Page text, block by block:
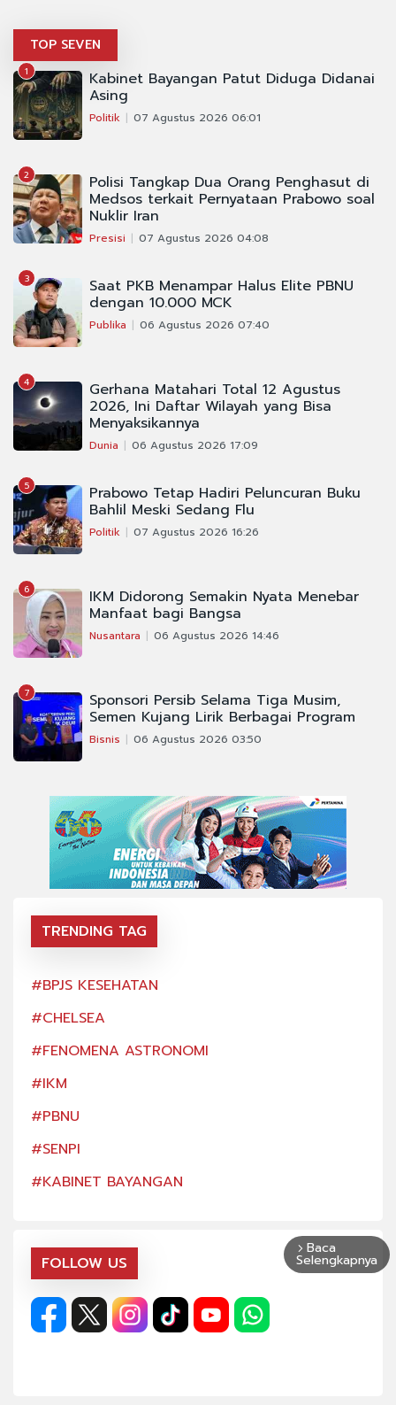
TOP SEVEN
1 Kabinet Bayangan Patut Diduga Didanai
Asing
Politik 07 Agustus 2026 06:01
2 Polisi Tangkap Dua Orang Penghasut di
Medsos terkait Pernyataan Prabowo soal
Nuklir Iran
Presisi 07 Agustus 2026 04:08
3 Saat PKB Menampar Halus Elite PBNU
dengan 10.000 MCK
Publika 06 Agustus 2026 07:40
4 Gerhana Matahari Total 12 Agustus
2026, Ini Daftar Wilayah yang Bisa
Menyaksikannya
Dunia 06 Agustus 2026 17:09
5 Prabowo Tetap Hadiri Peluncuran Buku
Bahlil Meski Sedang Flu
Politik 07 Agustus 2026 16:26
6 IKM Didorong Semakin Nyata Menebar
Manfaat bagi Bangsa
Nusantara 06 Agustus 2026 14:46
7 Sponsori Persib Selama Tiga Musim,
Semen Kujang Lirik Berbagai Program
Bisnis 06 Agustus 2026 03:50
TRENDING TAG
#BPJS KESEHATAN
#CHELSEA
#FENOMENA ASTRONOMI
#IKM
#PBNU
#SENPI
#KABINET BAYANGAN
FOLLOW US
arrow_forward_ios Baca
Selengkapnya